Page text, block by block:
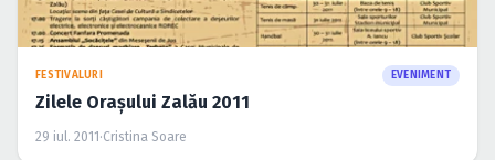
FESTIVALURI EVENIMENT
Zilele Oraşului Zalău 2011
29 iul. 2011·Cristina Soare